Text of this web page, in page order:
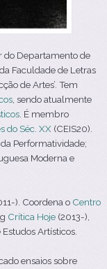
do Departamento de
Faculdade de Letras
de Artes’. Tem
, sendo atualmente
. É membro
do Séc. XX (CEIS20).
Performatividade;
Moderna e
). Coordena o Centro
Crítica Hoje (2013-),
Artísticos.
ensaios sobre